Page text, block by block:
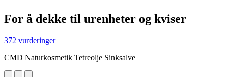
For å dekke til urenheter og kviser
372 vurderinger
CMD Naturkosmetik Tetreolje Sinksalve